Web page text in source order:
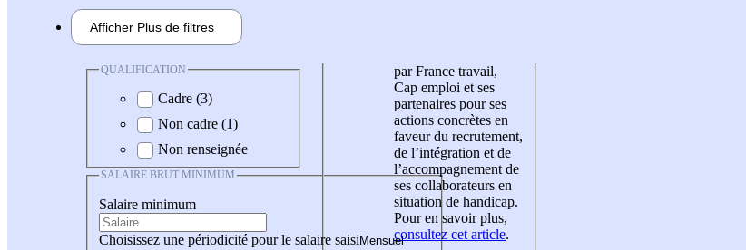
Afficher Plus de filtres
QUALIFICATION
Cadre (3)
Non cadre (1)
Non renseignée
SALAIRE BRUT MINIMUM
Salaire minimum
Choisissez une périodicité pour le salaire saisi
par France travail,
Cap emploi et ses
partenaires pour ses
actions concrètes en
faveur du recrutement,
de l’intégration et de
l’accompagnement de
ses collaborateurs en
situation de handicap.
Pour en savoir plus,
consultez cet article.